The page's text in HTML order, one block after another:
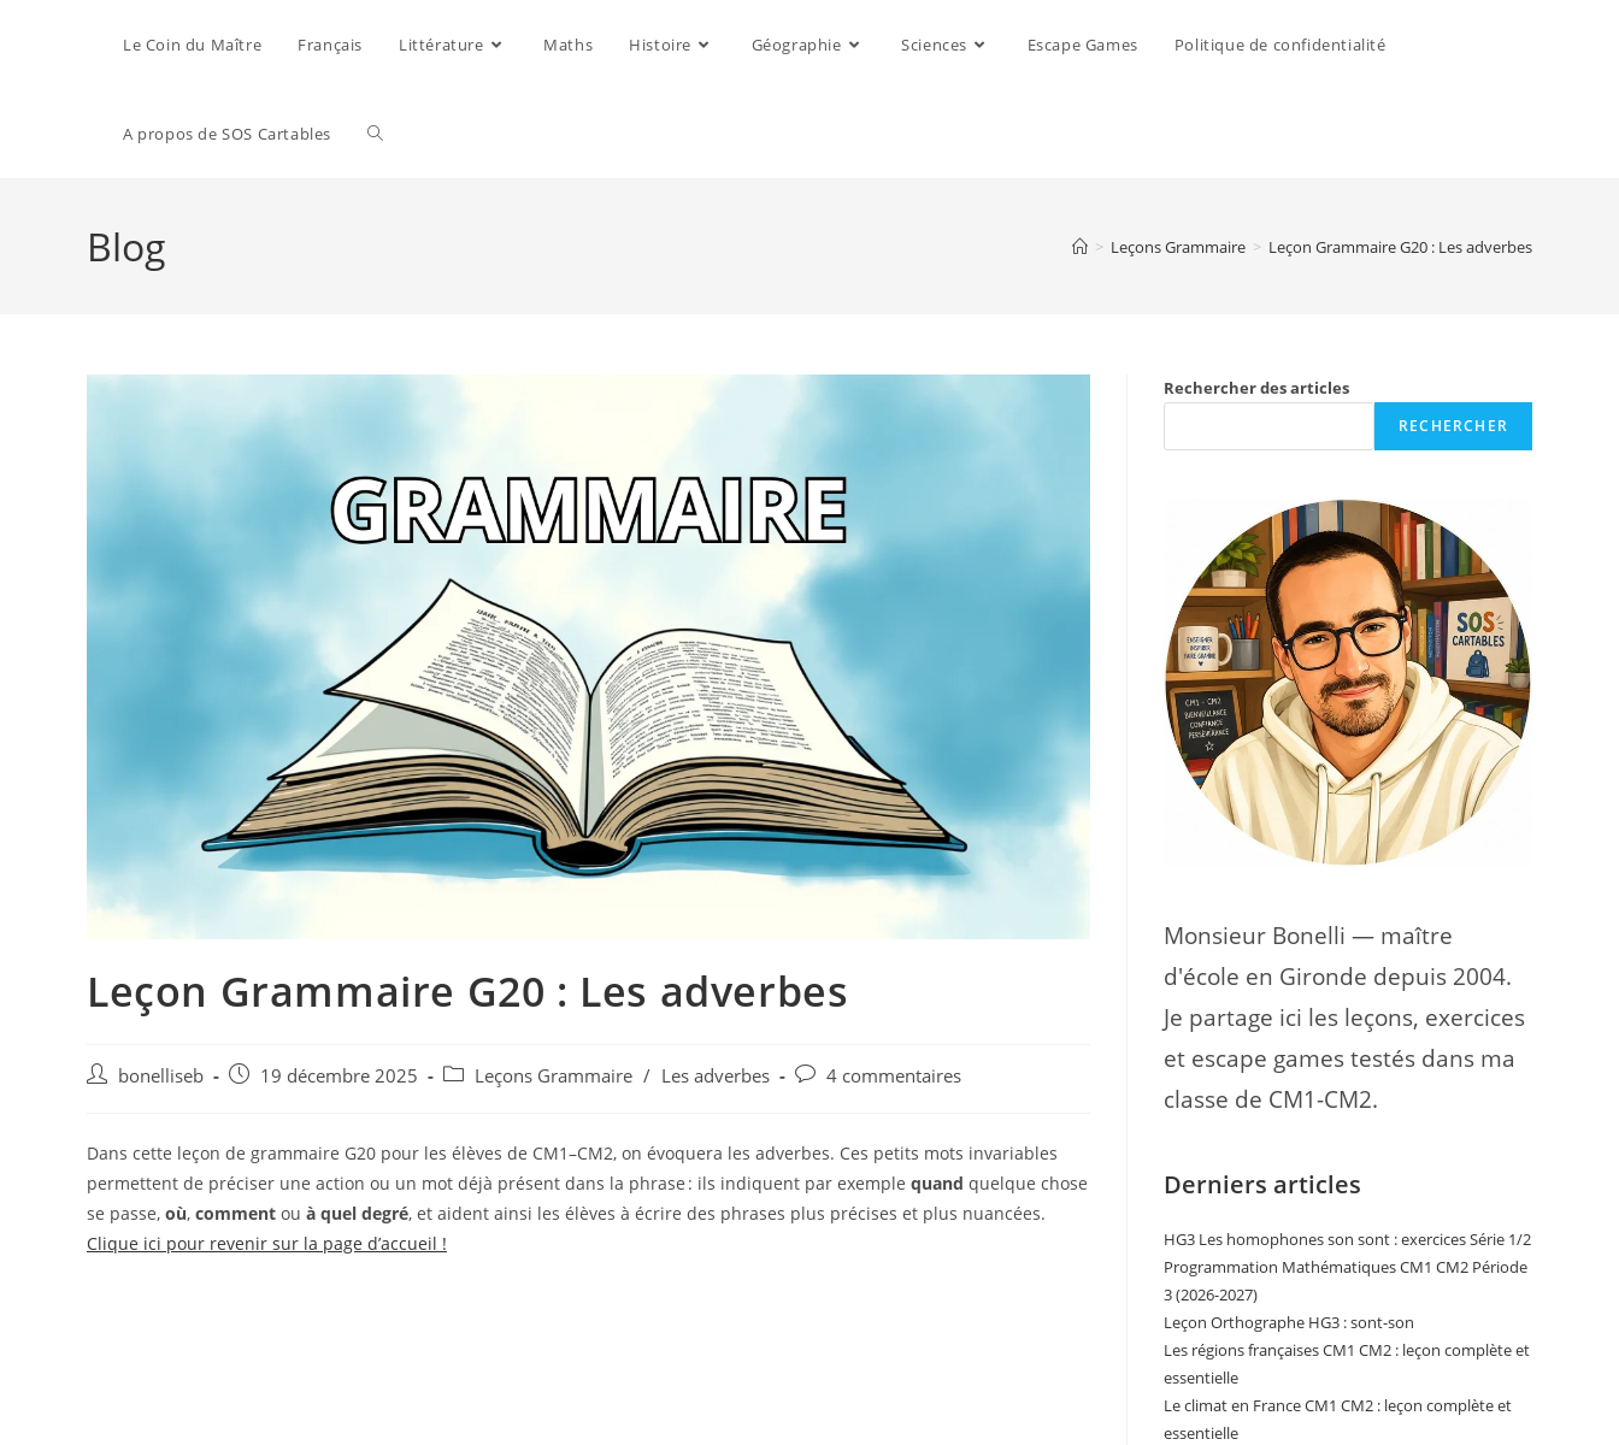
Le Coin du Maître Français Littérature Maths Histoire Géographie Sciences Escape Games Politique de confidentialité
A propos de SOS Cartables
Blog > Leçons Grammaire > Leçon Grammaire G20 : Les adverbes
Leçon Grammaire G20 : Les adverbes
bonelliseb 19 décembre 2025 Leçons Grammaire / Les adverbes 4 commentaires
Dans cette leçon de grammaire G20 pour les élèves de CM1–CM2, on évoquera les adverbes. Ces petits mots invariables
permettent de préciser une action ou un mot déjà présent dans la phrase : ils indiquent par exemple quand quelque chose
se passe, où, comment ou à quel degré, et aident ainsi les élèves à écrire des phrases plus précises et plus nuancées.
Clique ici pour revenir sur la page d’accueil !
Rechercher des articles
RECHERCHER
Monsieur Bonelli — maître
d'école en Gironde depuis 2004.
Je partage ici les leçons, exercices
et escape games testés dans ma
classe de CM1-CM2.
Derniers articles
HG3 Les homophones son sont : exercices Série 1/2
Programmation Mathématiques CM1 CM2 Période
3 (2026-2027)
Leçon Orthographe HG3 : sont-son
Les régions françaises CM1 CM2 : leçon complète et
essentielle
Le climat en France CM1 CM2 : leçon complète et
essentielle